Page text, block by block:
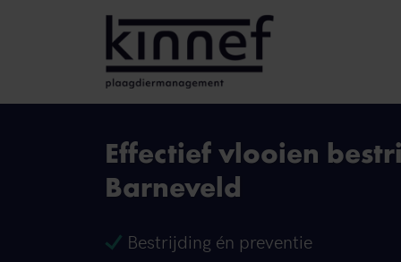
Effectief vlooien
Barneveld
Bestrijding én preventie